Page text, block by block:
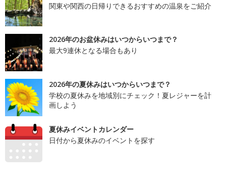
関東や関西の日帰りできるおすすめの温泉をご紹介
2026年のお盆休みはいつからいつまで？
最大9連休となる場合もあり
2026年の夏休みはいつからいつまで？
学校の夏休みを地域別にチェック！夏レジャーを計
画しよう
夏休みイベントカレンダー
日付から夏休みのイベントを探す